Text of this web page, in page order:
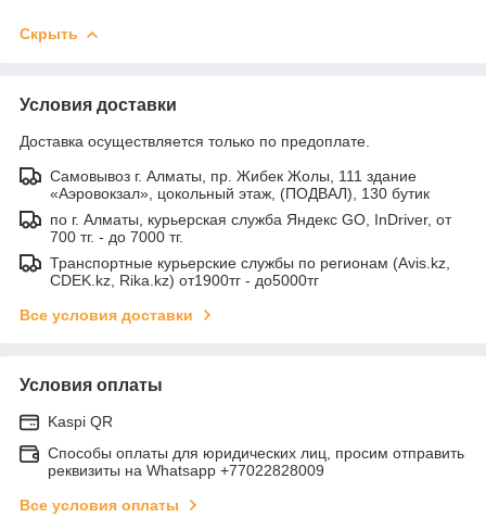
Скрыть
Условия доставки
Доставка осуществляется только по предоплате.
Самовывоз г. Алматы, пр. Жибек Жолы, 111 здание
«Аэровокзал», цокольный этаж, (ПОДВАЛ), 130 бутик
по г. Алматы, курьерская служба Яндекс GO, InDriver, от
700 тг. - до 7000 тг.
Транспортные курьерские службы по регионам (Avis.kz,
CDEK.kz, Rika.kz) от1900тг - до5000тг
Все условия доставки
Условия оплаты
Kaspi QR
Способы оплаты для юридических лиц, просим отправить
реквизиты на Whatsapp +77022828009
Все условия оплаты